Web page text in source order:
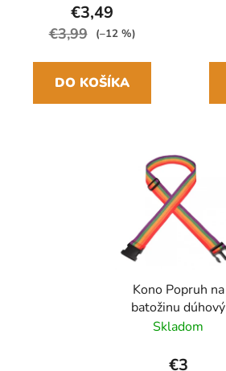
€3,49
€3,99 (–12 %)
DO KOŠÍKA
Kono Popruh na
batožinu dúhový
Skladom
€3